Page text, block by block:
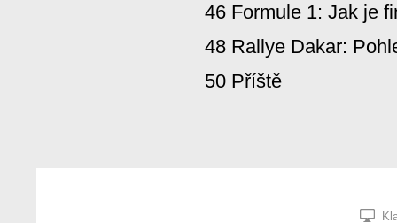
46 Formule 1: Jak je
48 Rallye Dakar:
50 Příště